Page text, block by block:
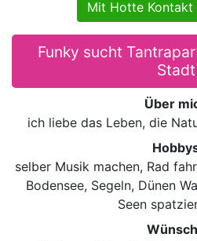
Mit Hotte Kontakt
Funky sucht
Stadt
Über
ich liebe das Leben, die
selber Musik machen, Rad
Bodensee, Segeln, Dünen
Seen